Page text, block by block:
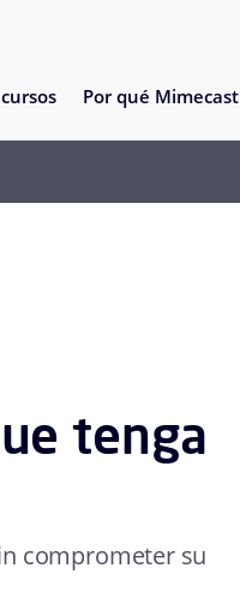
Por qué Mimecast
tenga
comprometer su